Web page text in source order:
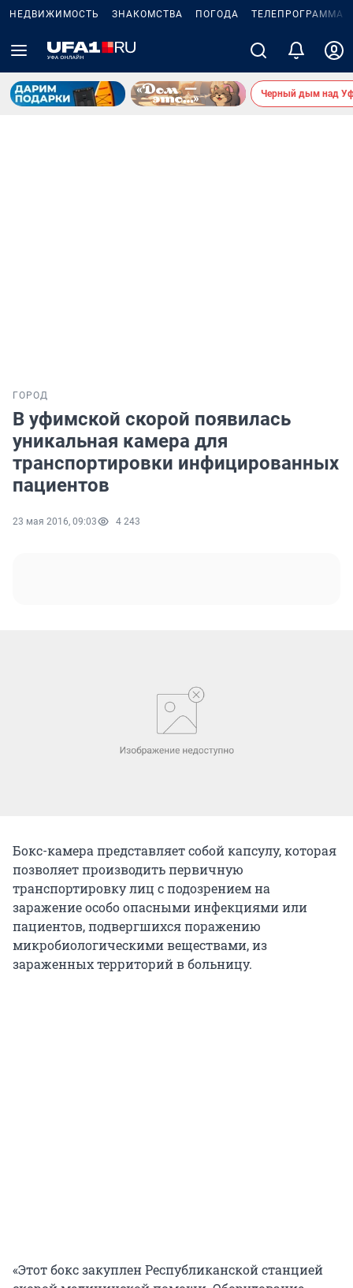
НЕДВИЖИМОСТЬ ЗНАКОМСТВА ПОГОДА ТЕЛЕПРОГРАММА
Черный дым над
ГОРОД
В уфимской скорой появилась
уникальная камера для
транспортировки инфицированных
пациентов
23 мая 2016, 09:03 4 243
Бокс-камера представляет собой капсулу, которая
позволяет производить первичную
транспортировку лиц с подозрением на
заражение особо опасными инфекциями или
пациентов, подвергшихся поражению
микробиологическими веществами, из
зараженных территорий в больницу.
«Этот бокс закуплен Республиканской станцией